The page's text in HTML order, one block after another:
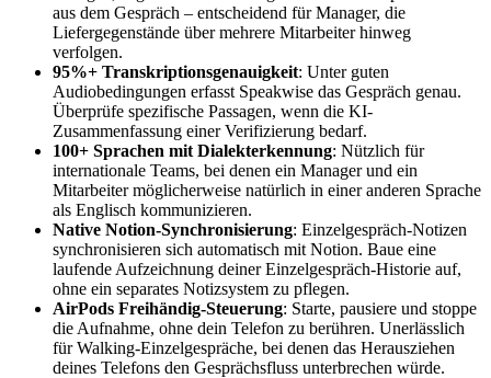
aus dem Gespräch – entscheidend für Manager, die
Liefergegenstände über mehrere Mitarbeiter hinweg
verfolgen.
95%+ Transkriptionsgenauigkeit: Unter guten
Audiobedingungen erfasst Speakwise das Gespräch genau.
Überprüfe spezifische Passagen, wenn die KI-
Zusammenfassung einer Verifizierung bedarf.
100+ Sprachen mit Dialekterkennung: Nützlich für
internationale Teams, bei denen ein Manager und ein
Mitarbeiter möglicherweise natürlich in einer anderen Sprache
als Englisch kommunizieren.
Native Notion-Synchronisierung: Einzelgespräch-Notizen
synchronisieren sich automatisch mit Notion. Baue eine
laufende Aufzeichnung deiner Einzelgespräch-Historie auf,
ohne ein separates Notizsystem zu pflegen.
AirPods Freihändig-Steuerung: Starte, pausiere und stoppe
die Aufnahme, ohne dein Telefon zu berühren. Unerlässlich
für Walking-Einzelgespräche, bei denen das Herausziehen
deines Telefons den Gesprächsfluss unterbrechen würde.